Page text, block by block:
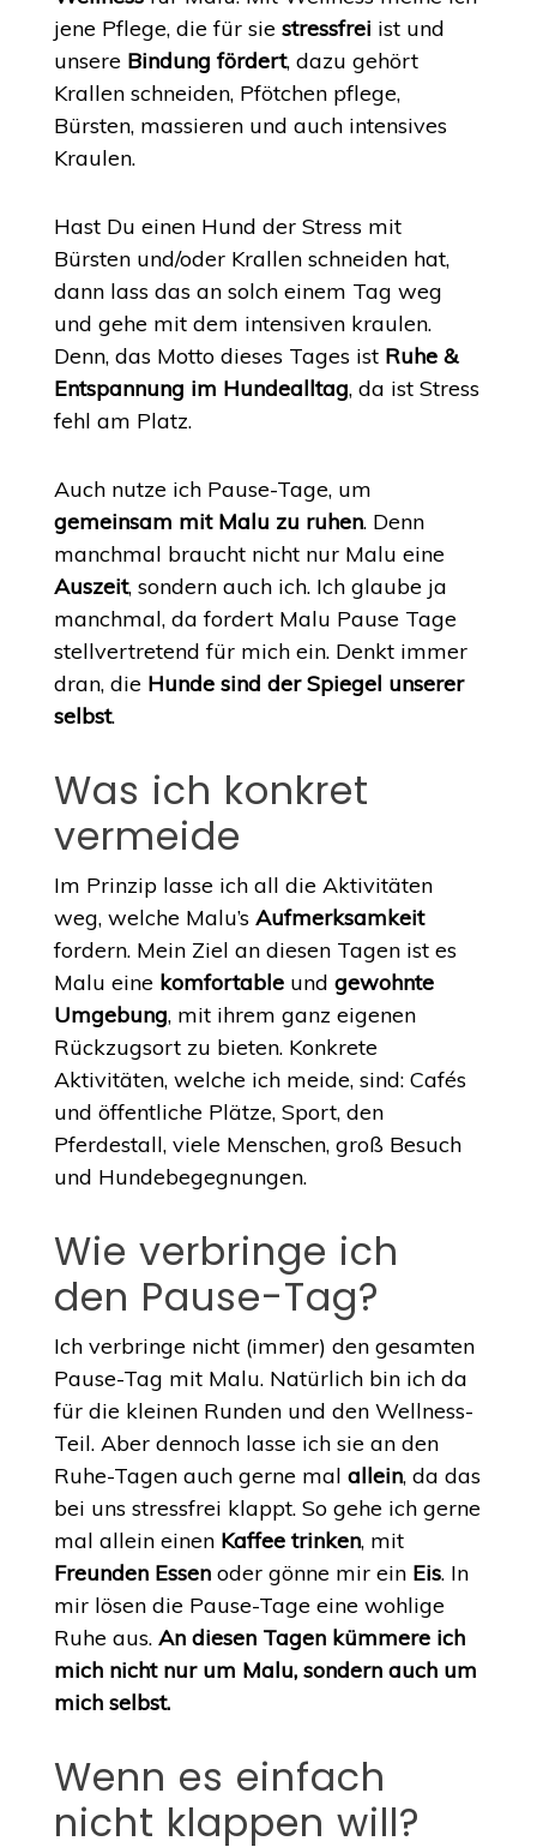
jene Pflege, die für sie stressfrei ist und
unsere Bindung fördert, dazu gehört
Krallen schneiden, Pfötchen pflege,
Bürsten, massieren und auch intensives
Kraulen.
Hast Du einen Hund der Stress mit
Bürsten und/oder Krallen schneiden hat,
dann lass das an solch einem Tag weg
und gehe mit dem intensiven kraulen.
Denn, das Motto dieses Tages ist Ruhe &
Entspannung im Hundealltag, da ist Stress
fehl am Platz.
Auch nutze ich Pause-Tage, um
gemeinsam mit Malu zu ruhen. Denn
manchmal braucht nicht nur Malu eine
Auszeit, sondern auch ich. Ich glaube ja
manchmal, da fordert Malu Pause Tage
stellvertretend für mich ein. Denkt immer
dran, die Hunde sind der Spiegel unserer
selbst.
Was ich konkret
vermeide
Im Prinzip lasse ich all die Aktivitäten
weg, welche Malu’s Aufmerksamkeit
fordern. Mein Ziel an diesen Tagen ist es
Malu eine komfortableund gewohnte
Umgebung, mit ihrem ganz eigenen
Rückzugsort zu bieten. Konkrete
Aktivitäten, welche ich meide, sind: Cafés
und öffentliche Plätze, Sport, den
Pferdestall, viele Menschen, groß Besuch
und Hundebegegnungen.
Wie verbringe ich
den Pause-Tag?
Ich verbringe nicht (immer) den gesamten
Pause-Tag mit Malu. Natürlich bin ich da
für die kleinen Runden und den Wellness-
Teil. Aber dennoch lasse ich sie an den
Ruhe-Tagen auch gerne mal allein, da das
bei uns stressfrei klappt. So gehe ich gerne
mal allein einen Kaffee trinken, mit
Freunden Essenoder gönne mir ein Eis. In
mir lösen die Pause-Tage eine wohlige
Ruhe aus. An diesen Tagen kümmere ich
mich nicht nur um Malu, sondern auch um
mich selbst.
Wenn es einfach
nicht klappen will?